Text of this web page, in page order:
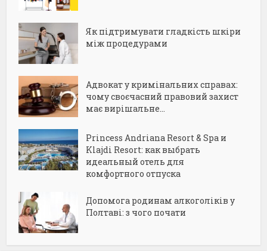
Як підтримувати гладкість шкіри
між процедурами
Адвокат у кримінальних справах:
чому своєчасний правовий захист
має вирішальне...
Princess Andriana Resort & Spa и
Klajdi Resort: как выбрать
идеальный отель для
комфортного отпуска
Допомога родинам алкоголіків у
Полтаві: з чого почати